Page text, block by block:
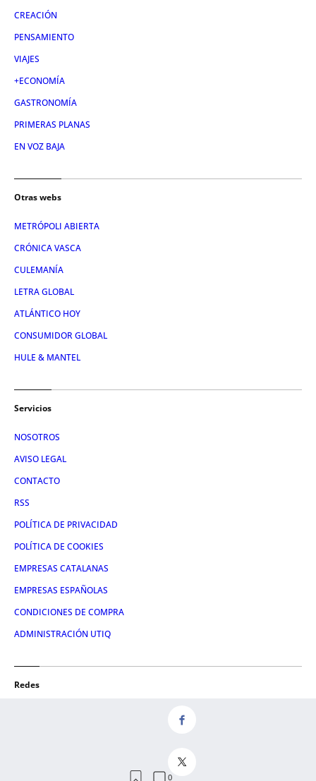
CREACIÓN
PENSAMIENTO
VIAJES
+ECONOMÍA
GASTRONOMÍA
PRIMERAS PLANAS
EN VOZ BAJA
Otras webs
METRÓPOLI ABIERTA
CRÓNICA VASCA
CULEMANÍA
LETRA GLOBAL
ATLÁNTICO HOY
CONSUMIDOR GLOBAL
HULE & MANTEL
Servicios
NOSOTROS
AVISO LEGAL
CONTACTO
RSS
POLÍTICA DE PRIVACIDAD
POLÍTICA DE COOKIES
EMPRESAS CATALANAS
EMPRESAS ESPAÑOLAS
CONDICIONES DE COMPRA
ADMINISTRACIÓN UTIQ
Redes